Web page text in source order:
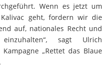
Wenn es jetzt um
geht, fordern wir die
auf, nationales Recht und
sagt Ulrich
„Rettet das Blaue